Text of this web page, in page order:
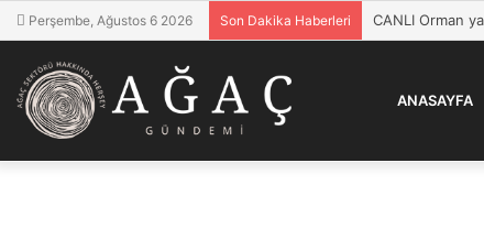
Perşembe, Ağustos 6 2026 Son Dakika Haberleri
ANASAYFA